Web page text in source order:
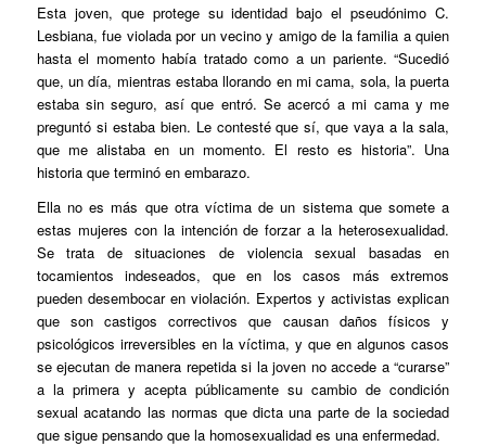
Esta joven, que protege su identidad bajo el pseudónimo C.
Lesbiana, fue violada por un vecino y amigo de la familia a quien
hasta el momento había tratado como a un pariente. “Sucedió
que, un día, mientras estaba llorando en mi cama, sola, la puerta
estaba sin seguro, así que entró. Se acercó a mi cama y me
preguntó si estaba bien. Le contesté que sí, que vaya a la sala,
que me alistaba en un momento. El resto es historia”. Una
historia que terminó en embarazo.
Ella no es más que otra víctima de un sistema que somete a
estas mujeres con la intención de forzar a la heterosexualidad.
Se trata de situaciones de violencia sexual basadas en
tocamientos indeseados, que en los casos más extremos
pueden desembocar en violación. Expertos y activistas explican
que son castigos correctivos que causan daños físicos y
psicológicos irreversibles en la víctima, y que en algunos casos
se ejecutan de manera repetida si la joven no accede a “curarse”
a la primera y acepta públicamente su cambio de condición
sexual acatando las normas que dicta una parte de la sociedad
que sigue pensando que la homosexualidad es una enfermedad.